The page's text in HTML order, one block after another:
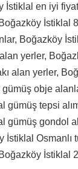
İstiklal en iyi
İstiklal
Boğazköy
yerler,
alan yerler,
gümüş obje
gümüş tepsi
gümüş gondol
İstiklal Osmanlı
İstiklal